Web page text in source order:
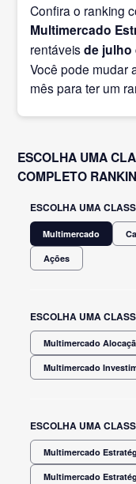
Confira o ranking
Multimercado
rentáveisde julho
Você pode mudar
mês para ter um
ESCOLHA UMA
COMPLETO
ESCOLHA UMA
Multimercado
Ações
ESCOLHA UMA
Multimercado
Multimercado
ESCOLHA UMA
Multimercado
Multimercado